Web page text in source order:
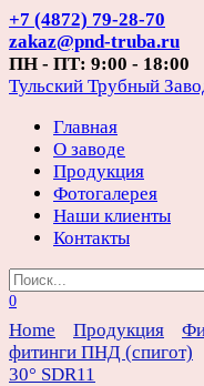
Перейти
к
содержанию
+7 (4872) 79-28-70
zakaz@pnd-truba.ru
ПН - ПТ: 9:00 - 18:00
Тульский Трубный
Главная
О заводе
Продукция
Фотогалерея
Наши клиенты
Контакты
Search
for:
0
Home Продукция
фитинги ПНД (спигот)
30° SDR11